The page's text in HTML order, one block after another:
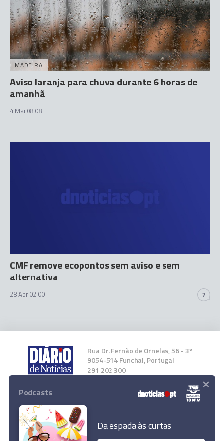
MADEIRA
Aviso laranja para chuva durante 6 horas de
amanhã
4 Mai 08:08
CMF remove ecopontos sem aviso e sem
alternativa
28 Abr 02:00 7
Rua Dr. Fernão de Ornelas, 56 - 3º
9054-514 Funchal, Portugal
291 202 300
Instale a nossa App
Podcasts
Da espada às curtas
×